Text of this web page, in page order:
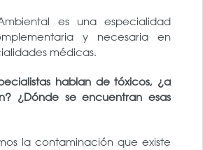
es una especialidad
y necesaria en
médicas.
hablan de tóxicos, ¿a
¿Dónde se encuentran esas
la contaminación que existe